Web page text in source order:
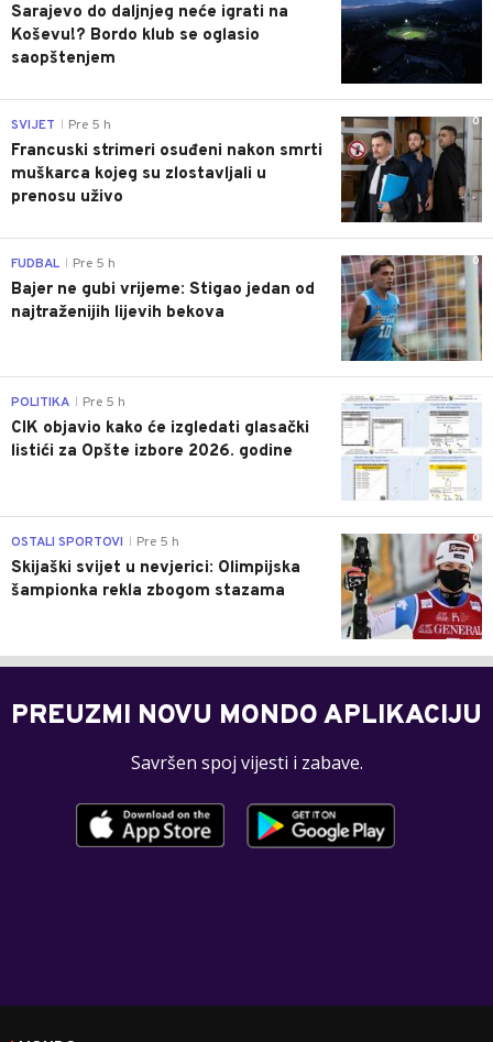
Sarajevo do daljnjeg neće igrati na
Koševu!? Bordo klub se oglasio
saopštenjem
0
SVIJET Pre 5 h
Francuski strimeri osuđeni nakon smrti
muškarca kojeg su zlostavljali u
prenosu uživo
0
FUDBAL Pre 5 h
Bajer ne gubi vrijeme: Stigao jedan od
najtraženijih lijevih bekova
0
POLITIKA Pre 5 h
CIK objavio kako će izgledati glasački
listići za Opšte izbore 2026. godine
0
OSTALI SPORTOVI Pre 5 h
Skijaški svijet u nevjerici: Olimpijska
šampionka rekla zbogom stazama
PREUZMI NOVU MONDO APLIKACIJU
Savršen spoj vijesti i zabave.